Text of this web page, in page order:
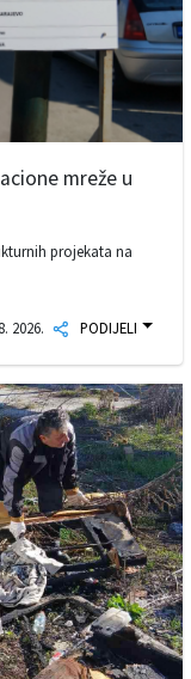
mreže u
projekata na
2026. PODIJELI